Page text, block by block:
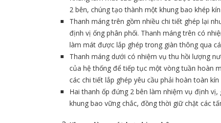
2 bên, chúng tạo thành một khung bao khép
Thanh máng trên gồm nhiều chi tiết ghép lại
định vị ống phân phối. Thanh máng trên có
làm mát được lắp ghép trong giàn thông qua
Thanh máng dưới có nhiệm vụ thu hồi lượng
của hệ thống để tiếp tục một vòng tuần hoàn
các chi tiết lắp ghép yêu cầu phải hoàn toàn kín
Hai thanh ốp đứng 2 bên làm nhiệm vụ định
khung bao vững chắc, đồng thời giữ chặt các